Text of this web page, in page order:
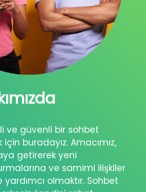
ve güvenli bir sohbet
buradayız. Amacımız,
getirerek yeni
ve samimi ilişkiler
olmaktır. Sohbet